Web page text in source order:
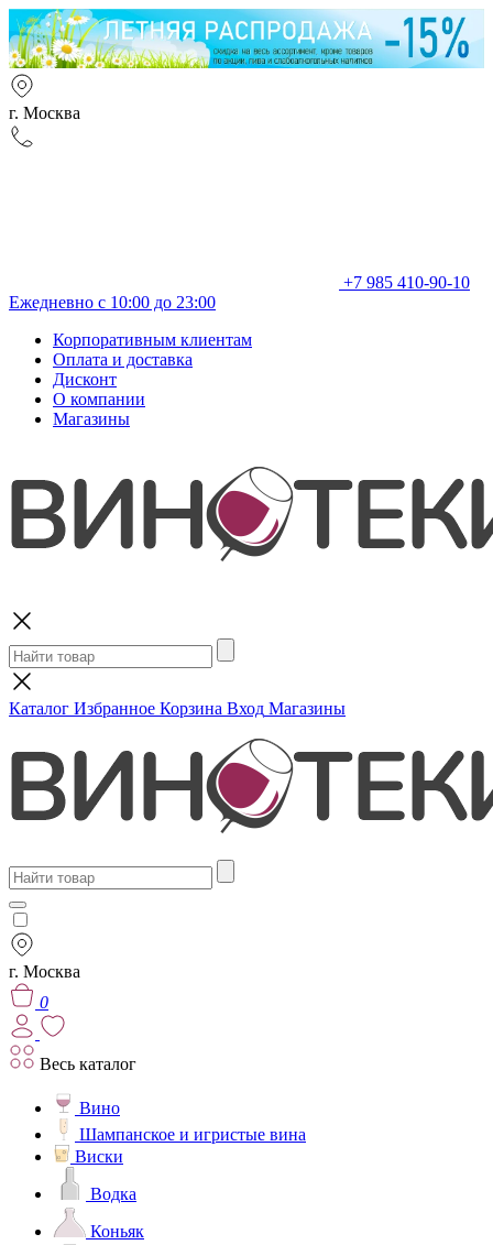
г. Москва
+7 985 410-90-10
Ежедневно с 10:00 до 23:00
Корпоративным клиентам
Оплата и доставка
Дисконт
О компании
Магазины
Каталог Избранное Корзина Вход Магазины
г. Москва
0
Весь каталог
Вино
Шампанское и игристые вина
Виски
Водка
Коньяк